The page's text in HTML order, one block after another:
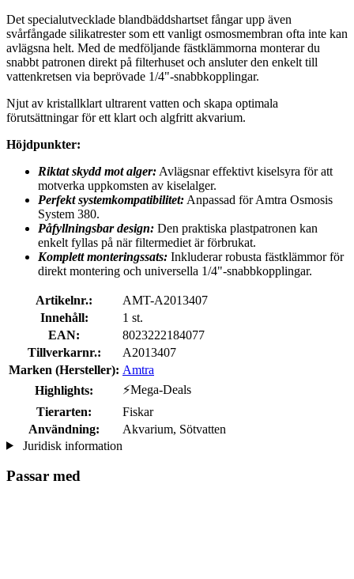
Det specialutvecklade blandbäddshartset fångar upp även
svårfångade silikatrester som ett vanligt osmosmembran ofta inte kan
avlägsna helt. Med de medföljande fästklämmorna monterar du
snabbt patronen direkt på filterhuset och ansluter den enkelt till
vattenkretsen via beprövade 1/4"-snabbkopplingar.
Njut av kristallklart ultrarent vatten och skapa optimala
förutsättningar för ett klart och algfritt akvarium.
Höjdpunkter:
Riktat skydd mot alger: Avlägsnar effektivt kiselsyra för att
motverka uppkomsten av kiselalger.
Perfekt systemkompatibilitet: Anpassad för Amtra Osmosis
System 380.
Påfyllningsbar design: Den praktiska plastpatronen kan
enkelt fyllas på när filtermediet är förbrukat.
Komplett monteringssats: Inkluderar robusta fästklämmor för
direkt montering och universella 1/4"-snabbkopplingar.
Artikelnr.:
AMT-A2013407
Innehåll:
1 st.
EAN:
8023222184077
Tillverkarnr.:
A2013407
Marken (Hersteller): Amtra
Highlights:
⚡Mega-Deals
Tierarten:
Fiskar
Användning:
Akvarium, Sötvatten
Juridisk information
Passar med